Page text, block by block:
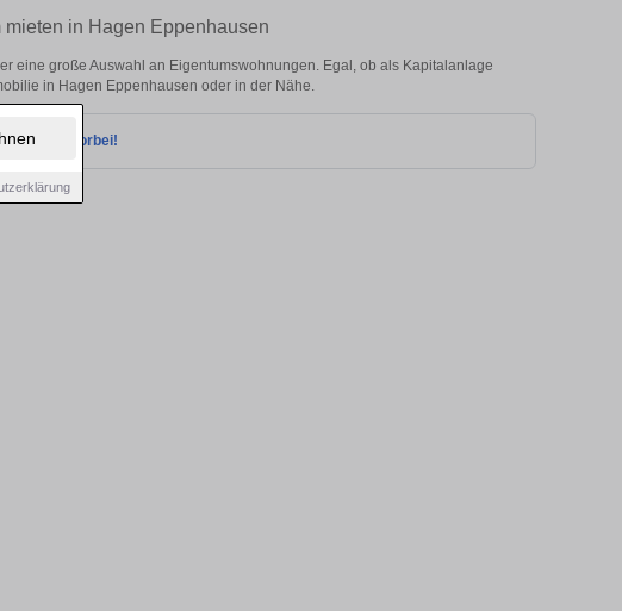
in Hagen Eppenhausen
eine große Auswahl an Eigentumswohnungen. Egal, ob als Kapitalanlage
in Hagen Eppenhausen oder in der Nähe.
wieder vorbei!